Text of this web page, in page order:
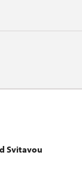
Svitavou